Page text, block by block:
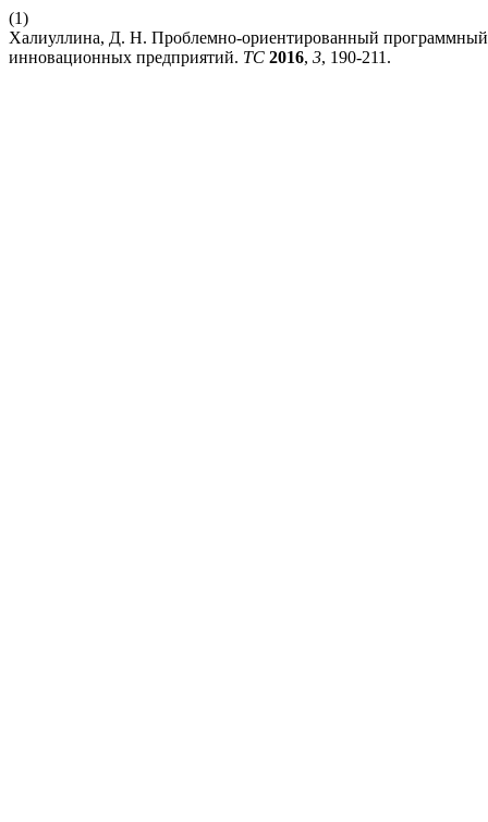
(1)
Халиуллина, Д. Н. Проблемно-ориентированный программный
инновационных предприятий. ТС 2016, 3, 190-211.